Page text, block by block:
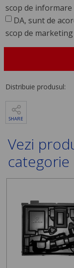
scop de informare
DA, sunt de
scop de marketing
Distribuie produsul:
SHARE
Vezi
categorie